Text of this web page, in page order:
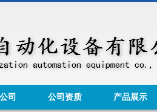
司 公司资质 产品展示